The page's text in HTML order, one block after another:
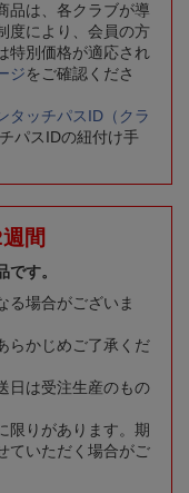
品は、各クラブが導
度により、会員の方
特別価格が適応され
ジをご確認くださ
タッチパスID（クラ
パスIDの紐付け手
間
す。
る場合がございま
らかじめご了承くだ
日は受注生産のもの
限りがあります。期
ていただく場合がご